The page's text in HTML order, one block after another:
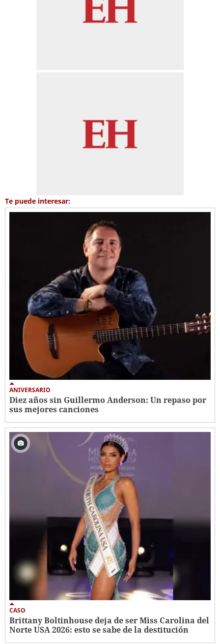
Te puede interesar:
ANIVERSARIO
Diez años sin Guillermo Anderson: Un repaso por
sus mejores canciones
CASO
Brittany Boltinhouse deja de ser Miss Carolina del
Norte USA 2026: esto se sabe de la destitución